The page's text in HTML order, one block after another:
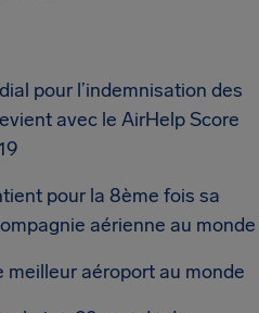
pour l’indemnisation des
avec le AirHelp Score
pour la 8ème fois sa
aérienne au monde
meilleur aéroport au monde